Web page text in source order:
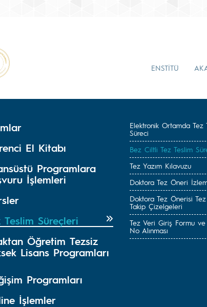
ENSTİTÜ
El Kitabı
Programlara
İşlemleri
Teslim Süreçleri
Öğretim Tezsiz
Lisans Programları
Programları
İşlemler
Elektronik Ortamda Tez
Süreci
Bez Ciltli Tez Teslim
Tez Yazım Kılavuzu
Doktora Tez Öneri
Doktora Tez Önerisi Tez
Takip Çizelgeleri
Tez Veri Giriş Formu
No Alınması